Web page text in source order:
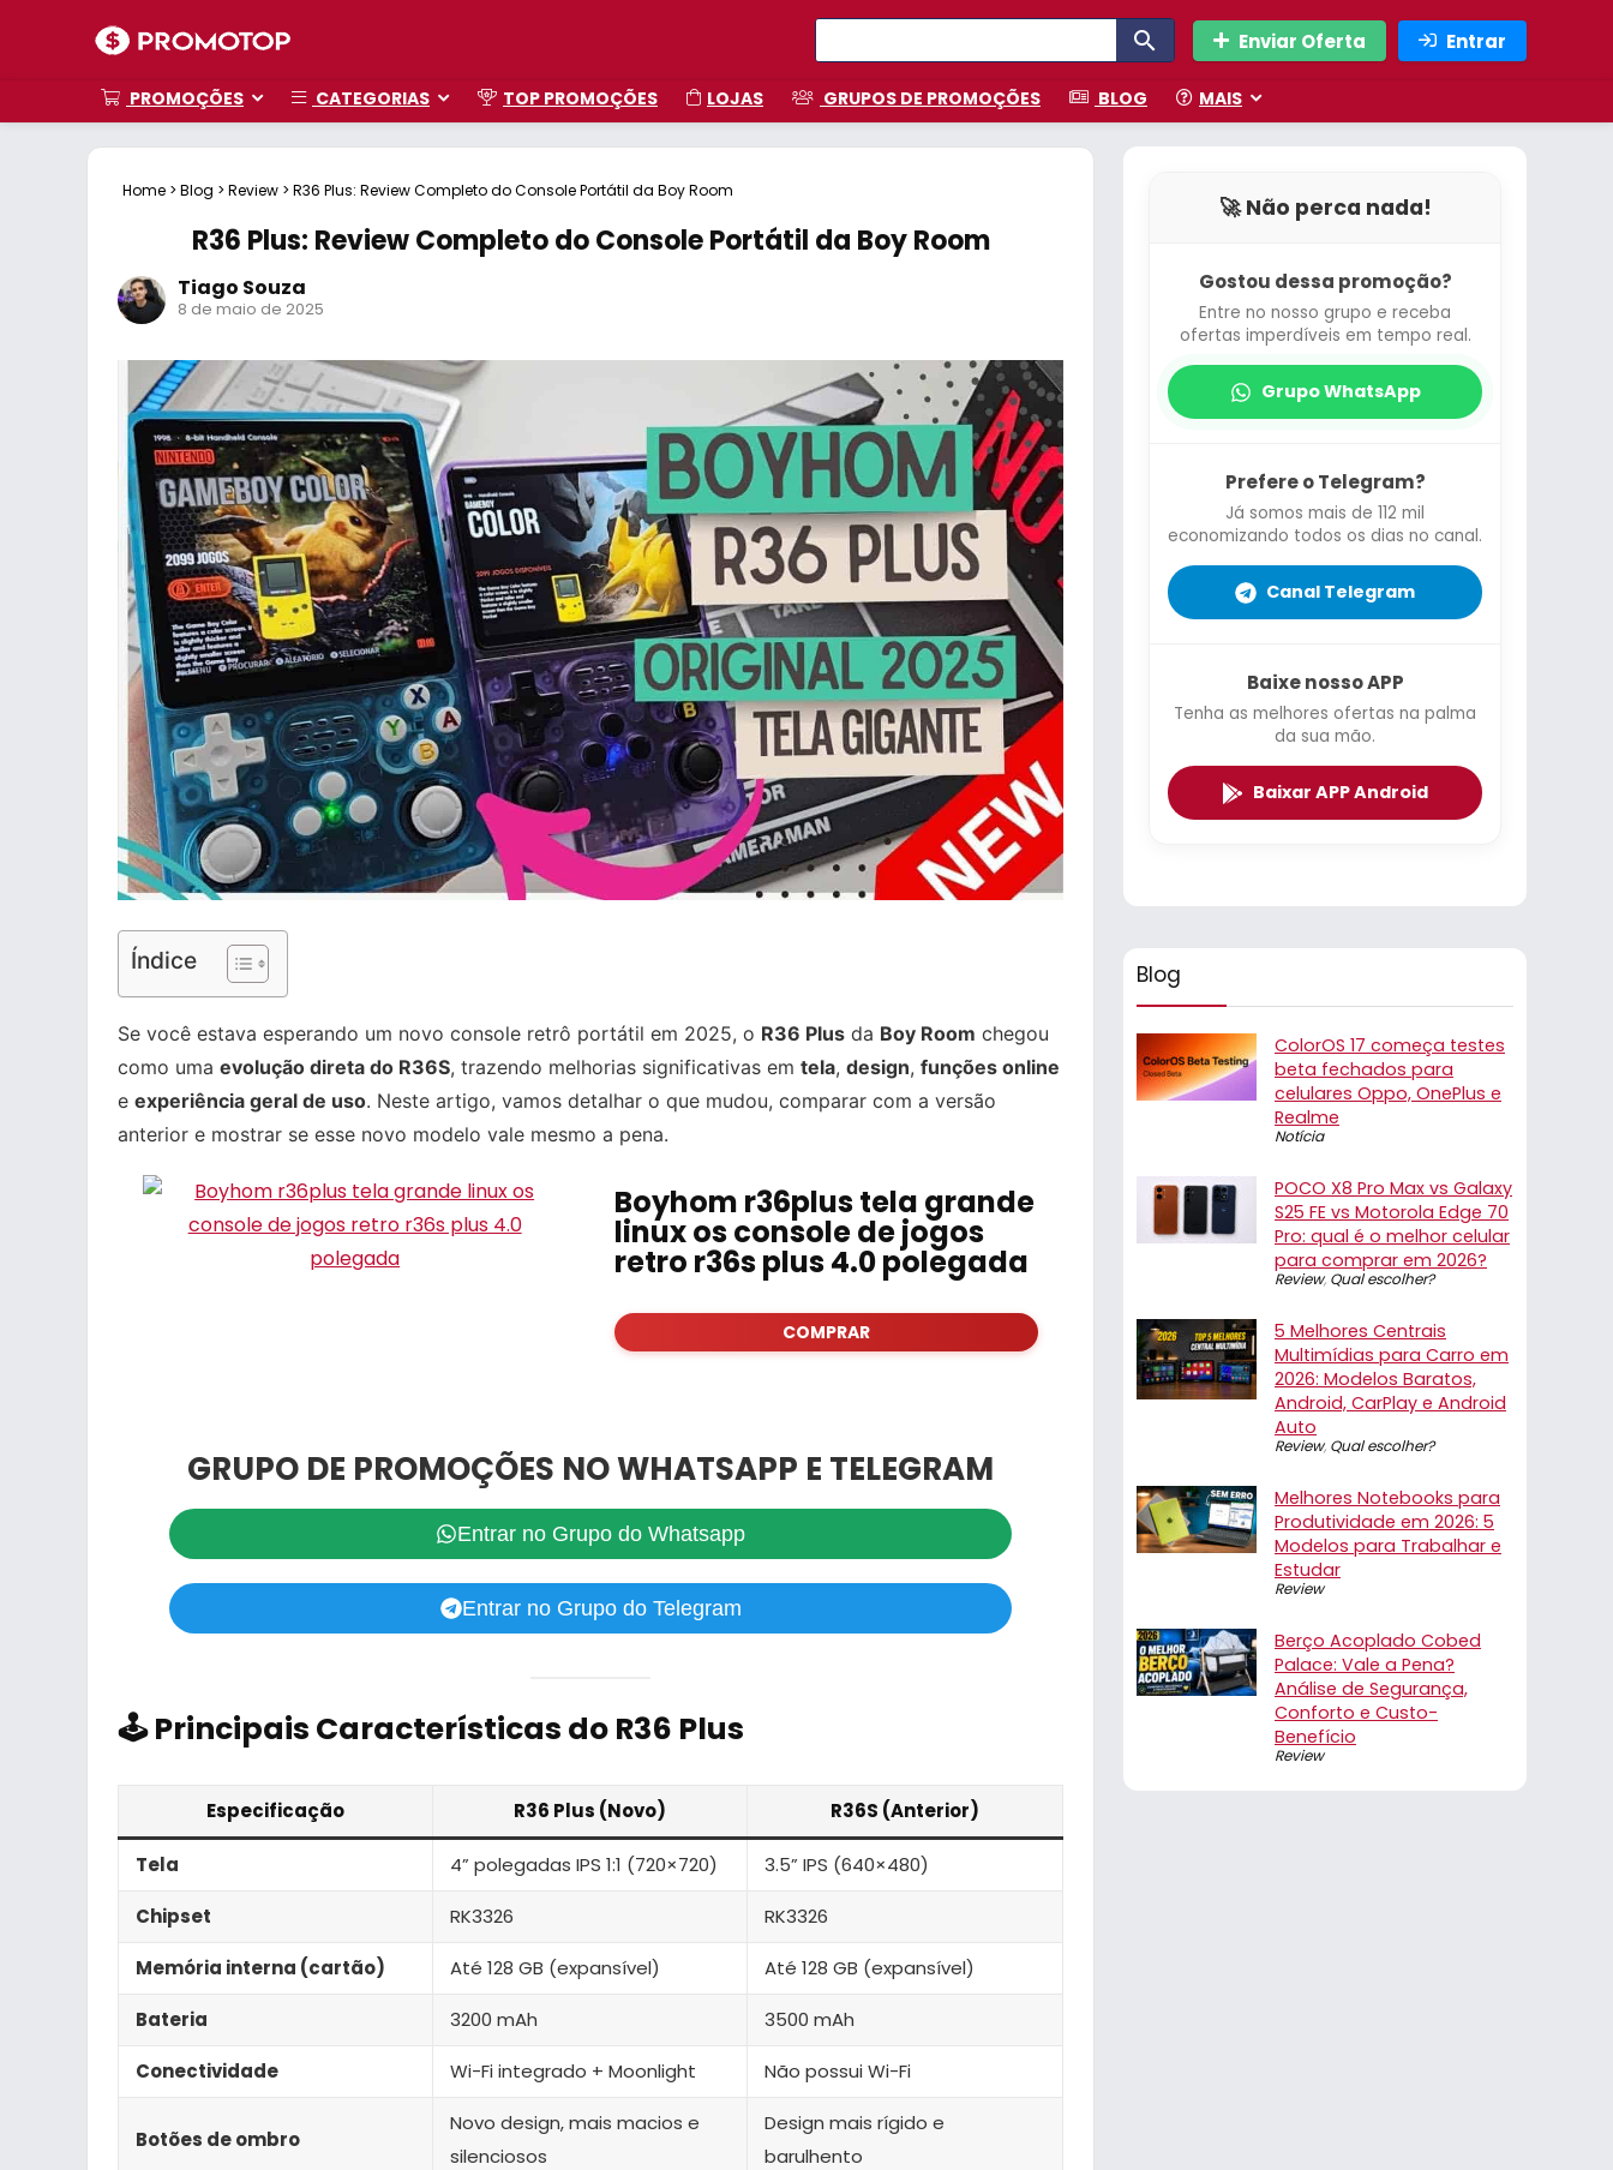
Enviar Oferta Entrar
PROMOÇÕES CATEGORIAS TOP PROMOÇÕES LOJAS GRUPOS DE PROMOÇÕES BLOG MAIS
Home > Blog > Review > R36 Plus: Review Completo do Console Portátil da Boy Room
R36 Plus: Review Completo do Console Portátil da Boy Room
Tiago Souza
8 de maio de 2025
Índice
Se você estava esperando um novo console retrô portátil em 2025, o R36 Plus da Boy Room chegou
como uma evolução direta do R36S, trazendo melhorias significativas em tela, design, funções online
e experiência geral de uso. Neste artigo, vamos detalhar o que mudou, comparar com a versão
anterior e mostrar se esse novo modelo vale mesmo a pena.
Boyhom r36plus tela grande
linux os console de jogos
retro r36s plus 4.0 polegada
COMPRAR
GRUPO DE PROMOÇÕES NO WHATSAPP E TELEGRAM
Entrar no Grupo do Whatsapp
Entrar no Grupo do Telegram
🕹️ Principais Características do R36 Plus
Especificação R36 Plus (Novo) R36S (Anterior)
Tela 4” polegadas IPS 1:1 (720×720) 3.5” IPS (640×480)
Chipset RK3326 RK3326
Memória interna (cartão) Até 128 GB (expansível) Até 128 GB (expansível)
Bateria 3200 mAh 3500 mAh
Conectividade Wi-Fi integrado + Moonlight Não possui Wi-Fi
Botões de ombro
Novo design, mais macios e
silenciosos
Design mais rígido e
barulhento
🚀 Não perca nada!
Gostou dessa promoção?
Entre no nosso grupo e receba
ofertas imperdíveis em tempo real.
Grupo WhatsApp
Prefere o Telegram?
Já somos mais de 112 mil
economizando todos os dias no canal.
Canal Telegram
Baixe nosso APP
Tenha as melhores ofertas na palma
da sua mão.
Baixar APP Android
Blog
ColorOS 17 começa testes
beta fechados para
celulares Oppo, OnePlus e
Realme
Notícia
POCO X8 Pro Max vs Galaxy
S25 FE vs Motorola Edge 70
Pro: qual é o melhor celular
para comprar em 2026?
Review, Qual escolher?
5 Melhores Centrais
Multimídias para Carro em
2026: Modelos Baratos,
Android, CarPlay e Android
Auto
Review, Qual escolher?
Melhores Notebooks para
Produtividade em 2026: 5
Modelos para Trabalhar e
Estudar
Review
Berço Acoplado Cobed
Palace: Vale a Pena?
Análise de Segurança,
Conforto e Custo-
Benefício
Review